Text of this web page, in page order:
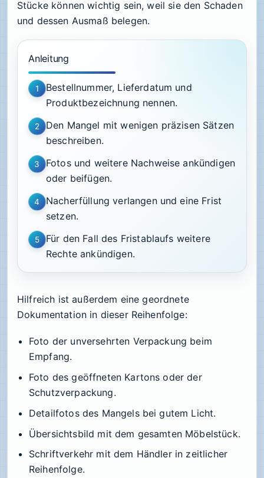
Stücke können wichtig sein, weil sie den Schaden
und dessen Ausmaß belegen.
Anleitung
1
Bestellnummer, Lieferdatum und
Produktbezeichnung nennen.
2
Den Mangel mit wenigen präzisen Sätzen
beschreiben.
3
Fotos und weitere Nachweise ankündigen
oder beifügen.
4
Nacherfüllung verlangen und eine Frist
setzen.
5
Für den Fall des Fristablaufs weitere
Rechte ankündigen.
Hilfreich ist außerdem eine geordnete
Dokumentation in dieser Reihenfolge:
Foto der unversehrten Verpackung beim
Empfang.
Foto des geöffneten Kartons oder der
Schutzverpackung.
Detailfotos des Mangels bei gutem Licht.
Übersichtsbild mit dem gesamten Möbelstück.
Schriftverkehr mit dem Händler in zeitlicher
Reihenfolge.